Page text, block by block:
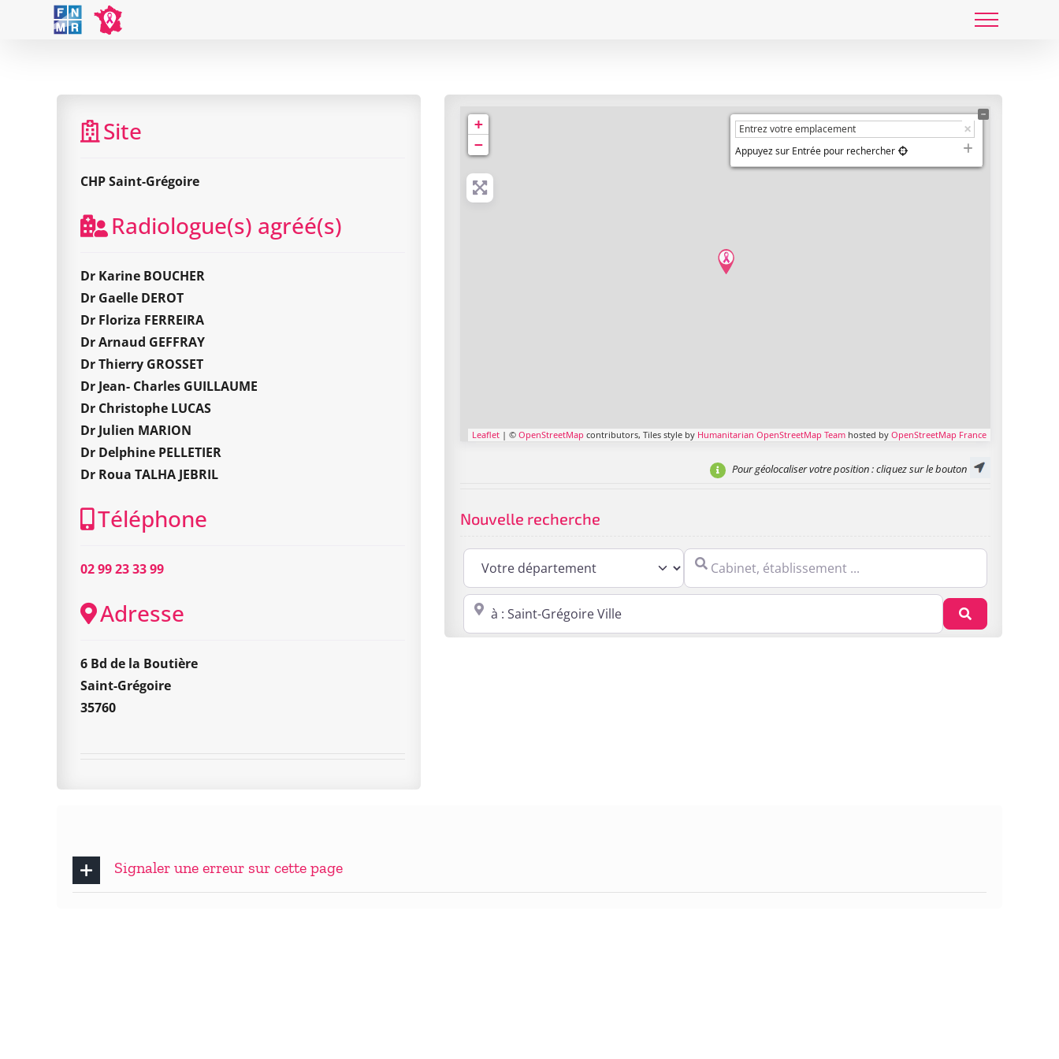
Site
CHP Saint-Grégoire
Radiologue(s) agréé(s)
Dr Karine BOUCHER
Dr Gaelle DEROT
Dr Floriza FERREIRA
Dr Arnaud GEFFRAY
Dr Thierry GROSSET
Dr Jean- Charles GUILLAUME
Dr Christophe LUCAS
Dr Julien MARION
Dr Delphine PELLETIER
Dr Roua TALHA JEBRIL
Téléphone
02 99 23 33 99
Adresse
6 Bd de la Boutière
Saint-Grégoire
35760
+
−
Appuyez sur Entrée pour rechercher
Leaflet | © OpenStreetMap contributors, Tiles style by Humanitarian OpenStreetMap Team hosted by OpenStreetMap France
Pour géolocaliser votre position: cliquez sur le bouton
Nouvelle recherche
Cabinet, établissement ...
Proche de : ville, cp, lieu ... Recherche
Signaler une erreur sur cette page